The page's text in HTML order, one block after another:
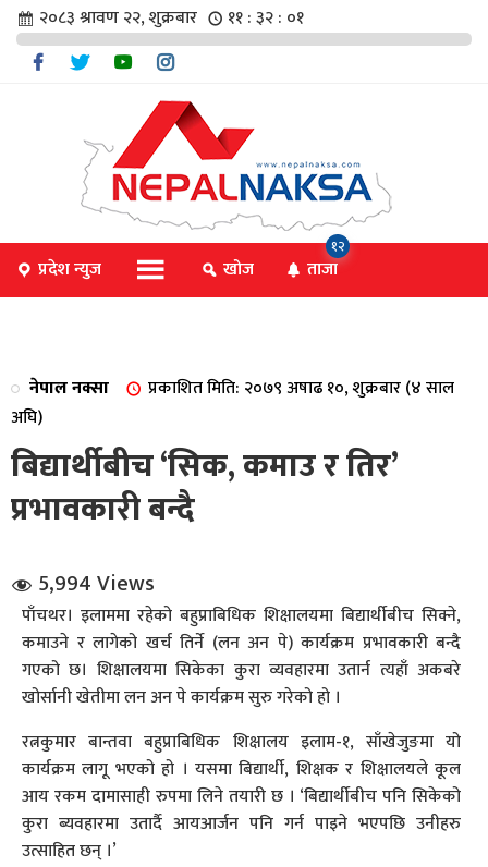
संवाद
२०८३ श्रावण २२, शुक्रबार ११ : ३२ : ०१
प्रदेश न्युज खोज ताजा
१२
नेपाल नक्सा
प्रकाशित मिति: २०७९ अषाढ १०, शुक्रबार (४ साल
अघि)
बिद्यार्थीबीच ‘सिक, कमाउ र तिर’
प्रभावकारी बन्दै
5,994 Views
पाँचथर। इलाममा रहेको बहुप्राबिधिक शिक्षालयमा बिद्यार्थीबीच सिक्ने,
कमाउने र लागेको खर्च तिर्ने (लन अन पे) कार्यक्रम प्रभावकारी बन्दै
गएको छ। शिक्षालयमा सिकेका कुरा व्यवहारमा उतार्न त्यहाँ अकबरे
खोर्सानी खेतीमा लन अन पे कार्यक्रम सुरु गरेको हो ।
रत्नकुमार बान्तवा बहुप्राबिधिक शिक्षालय इलाम-१, साँखेजुङमा यो
कार्यक्रम लागू भएको हो । यसमा बिद्यार्थी, शिक्षक र शिक्षालयले कूल
आय रकम दामासाही रुपमा लिने तयारी छ । ‘बिद्यार्थीबीच पनि सिकेको
कुरा ब्यवहारमा उतार्दै आयआर्जन पनि गर्न पाइने भएपछि उनीहरु
उत्साहित छन् ।’